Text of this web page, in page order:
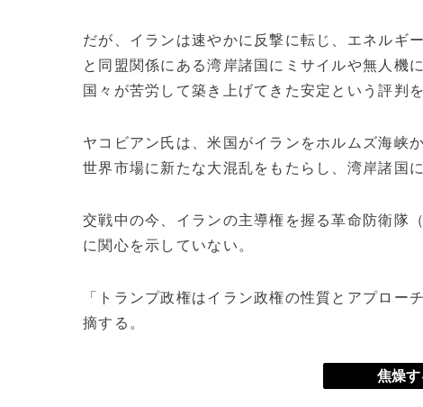
だが、イランは速やかに反撃に転じ、エネルギ
と同盟関係にある湾岸諸国にミサイルや無人機
国々が苦労して築き上げてきた安定という評判
ヤコビアン氏は、米国がイランをホルムズ海峡
世界市場に新たな大混乱をもたらし、湾岸諸国
交戦中の今、イランの主導権を握る革命防衛隊
に関心を示していない。
「トランプ政権はイラン政権の性質とアプロー
摘する。
焦燥